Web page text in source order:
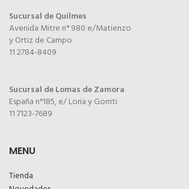
Sucursal de Quilmes
Avenida Mitre n° 980 e/Matienzo
y Ortiz de Campo
11 2784-8409
Sucursal de Lomas de Zamora
España n°185, e/ Loria y Gorriti
11 7123-7689
MENU
Tienda